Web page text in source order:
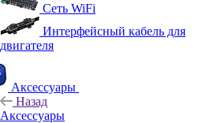
Сеть WiFi
Интерфейсный кабель для
двигателя
Аксессуары
Назад
Аксессуары